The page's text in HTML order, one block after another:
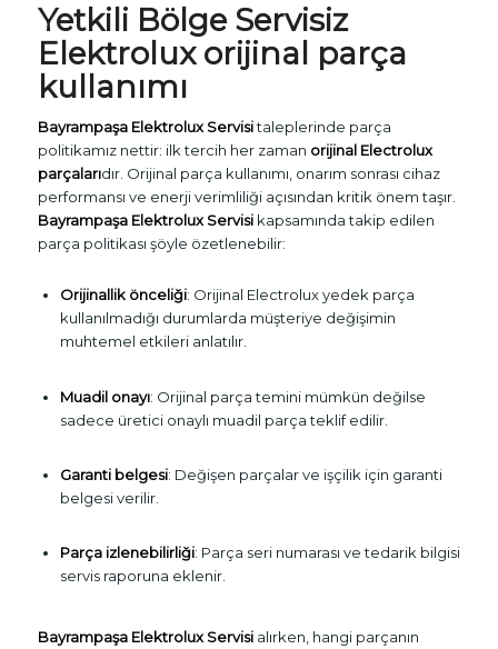
Yetkili Bölge Servisiz
Elektrolux orijinal parça
kullanımı
Bayrampaşa Elektrolux Servisitaleplerinde parça
politikamız nettir: ilk tercih her zaman orijinal Electrolux
parçalarıdır. Orijinal parça kullanımı, onarım sonrası cihaz
performansı ve enerji verimliliği açısından kritik önem taşır.
Bayrampaşa Elektrolux Servisikapsamında takip edilen
parça politikası şöyle özetlenebilir:
Orijinallik önceliği: Orijinal Electrolux yedek parça
kullanılmadığı durumlarda müşteriye değişimin
muhtemel etkileri anlatılır.
Muadil onayı: Orijinal parça temini mümkün değilse
sadece üretici onaylı muadil parça teklif edilir.
Garanti belgesi: Değişen parçalar ve işçilik için garanti
belgesi verilir.
Parça izlenebilirliği: Parça seri numarası ve tedarik bilgisi
servis raporuna eklenir.
Bayrampaşa Elektrolux Servisialırken, hangi parçanın